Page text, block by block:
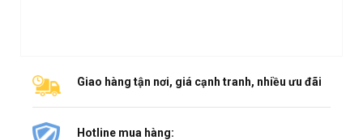
Giao hàng tận nơi, giá cạnh tranh, nhiều ưu đãi
Hotline mua hàng: